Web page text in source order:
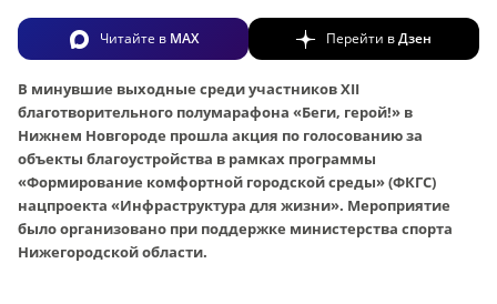
Читайте в MAX Перейти вДзен
В минувшие выходные среди участников XII
благотворительного полумарафона «Беги, герой!» в
Нижнем Новгороде прошла акция по голосованию за
объекты благоустройства в рамках программы
«Формирование комфортной городской среды» (ФКГС)
нацпроекта «Инфраструктура для жизни». Мероприятие
было организовано при поддержке министерства спорта
Нижегородской области.